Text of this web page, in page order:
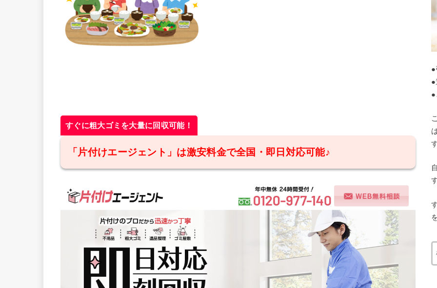
すぐに粗大ゴミを大量に回収可能！
「片付けエージェント」は激安料金で全国・即日対応可能♪
●
●
●